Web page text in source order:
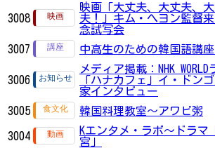
3008
映画「大丈夫、大丈夫、
夫！」キム・へヨン監督
念試写会
3007 中高生のための韓国語講
3006
メディア掲載：NHK WORLD
「ハナカフェ」イ・ドン
家インタビュー
3005 韓国料理教室～アワビ粥
3004
Kエンタメ・ラボ～ドラマ
宮」